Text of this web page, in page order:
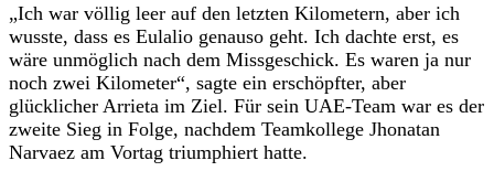
„Ich war völlig leer auf den letzten Kilometern, aber ich
wusste, dass es Eulalio genauso geht. Ich dachte erst, es
wäre unmöglich nach dem Missgeschick. Es waren ja nur
noch zwei Kilometer“, sagte ein erschöpfter, aber
glücklicher Arrieta im Ziel. Für sein UAE-Team war es der
zweite Sieg in Folge, nachdem Teamkollege Jhonatan
Narvaez am Vortag triumphiert hatte.